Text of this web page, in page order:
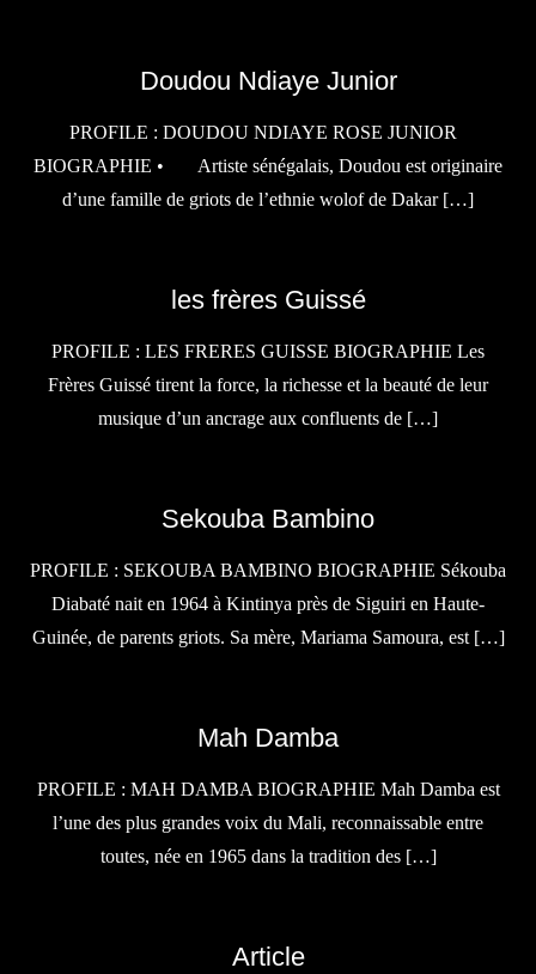
Doudou Ndiaye Junior
PROFILE : DOUDOU NDIAYE ROSE JUNIOR
BIOGRAPHIE • Artiste sénégalais, Doudou est originaire
d’une famille de griots de l’ethnie wolof de Dakar […]
les frères Guissé
PROFILE : LES FRERES GUISSE BIOGRAPHIE Les
Frères Guissé tirent la force, la richesse et la beauté de leur
musique d’un ancrage aux confluents de […]
Sekouba Bambino
PROFILE : SEKOUBA BAMBINO BIOGRAPHIE Sékouba
Diabaté nait en 1964 à Kintinya près de Siguiri en Haute-
Guinée, de parents griots. Sa mère, Mariama Samoura, est […]
Mah Damba
PROFILE : MAH DAMBA BIOGRAPHIE Mah Damba est
l’une des plus grandes voix du Mali, reconnaissable entre
toutes, née en 1965 dans la tradition des […]
Article